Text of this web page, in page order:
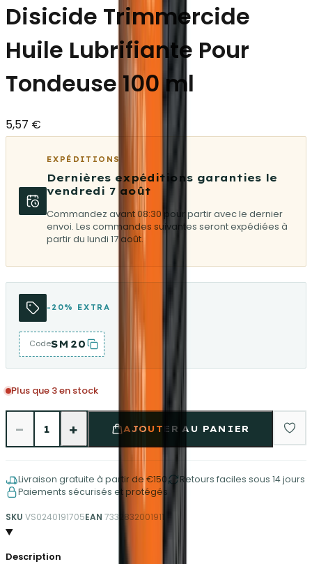
Disicide Trimmercide
Huile Lubrifiante Pour
Tondeuse 100 ml
5,57 €
EXPÉDITIONS
Dernières expéditions garanties le
vendredi 7 août
Commandez avant 08:30 pour partir avec le dernier
envoi. Les commandes suivantes seront expédiées à
partir du lundi 17 août.
-20% EXTRA
CodeSM20
Plus que 3 en stock
− 1 + AJOUTER AU PANIER
Livraison gratuite à partir de €150
Retours faciles sous 14 jours
Paiements sécurisés et protégés
SKU VS0240191705EAN 7332832001911
Description